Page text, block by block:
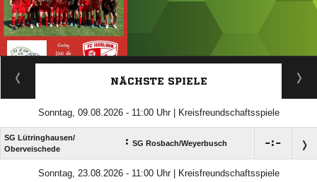
ANZEIGE
NÄCHSTE SPIELE
Sonntag, 09.08.2026 - 11:00 Uhr | Kreisfreundschaftsspiele
SG Lütringhausen/​
Oberveischede
: SG Rosbach/​Weyerbusch :
Sonntag, 23.08.2026 - 11:00 Uhr | Kreisfreundschaftsspiele